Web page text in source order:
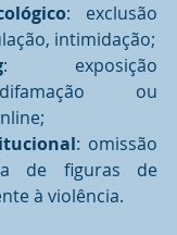
: exclusão
intimidação;
: exposição
ou
: omissão
de figuras de
à violência.